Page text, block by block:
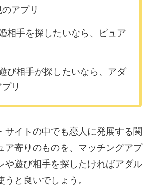
アプリ
相手を探したいなら、ピュア
び相手が探したいなら、アダ
リ
サイトの中でも恋人に発展する関
ア寄りのものを、マッチングアプ
や遊び相手を探したければアダル
うと良いでしょう。